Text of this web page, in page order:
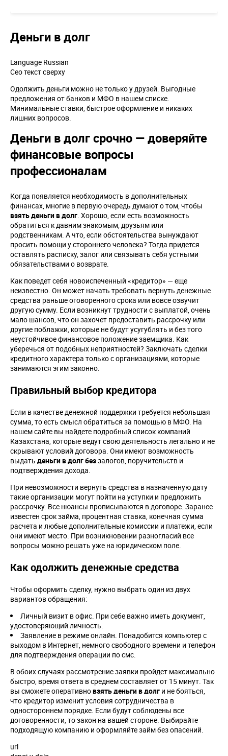
Деньги в долг
Language Russian
Сео текст сверху
Одолжить деньги можно не только у друзей. Выгодные
предложения от банков и МФО в нашем списке.
Минимальные ставки, быстрое оформление и никаких
лишних вопросов.
Деньги в долг срочно — доверяйте
финансовые вопросы
профессионалам
Когда появляется необходимость в дополнительных
финансах, многие в первую очередь думают о том, чтобы
взять деньги в долг. Хорошо, если есть возможность
обратиться к давним знакомым, друзьям или
родственникам. А что, если обстоятельства вынуждают
просить помощи у стороннего человека? Тогда придется
оставлять расписку, залог или связывать себя устными
обязательствами о возврате.
Как поведет себя новоиспеченный «кредитор» — еще
неизвестно. Он может начать требовать вернуть денежные
средства раньше оговоренного срока или вовсе озвучит
другую сумму. Если возникнут трудности с выплатой, очень
мало шансов, что он захочет предоставить рассрочку или
другие поблажки, которые не будут усугублять и без того
неустойчивое финансовое положение заемщика. Как
уберечься от подобных неприятностей? Заключать сделки
кредитного характера только с организациями, которые
занимаются этим законно.
Правильный выбор кредитора
Если в качестве денежной поддержки требуется небольшая
сумма, то есть смысл обратиться за помощью в МФО. На
нашем сайте вы найдете подробный список компаний
Казахстана, которые ведут свою деятельность легально и не
скрывают условий договора. Они имеют возможность
выдать деньги в долг беззалогов, поручительств и
подтверждения дохода.
При невозможности вернуть средства в назначенную дату
такие организации могут пойти на уступки и предложить
рассрочку. Все нюансы прописываются в договоре. Заранее
известен срок займа, процентная ставка, конечная сумма
расчета и любые дополнительные комиссии и платежи, если
они имеют место. При возникновении разногласий все
вопросы можно решать уже на юридическом поле.
Как одолжить денежные средства
Чтобы оформить сделку, нужно выбрать один из двух
вариантов обращения:
Личный визит в офис. При себе важно иметь документ,
удостоверяющий личность.
Заявление в режиме онлайн. Понадобится компьютер с
выходом в Интернет, немного свободного времени и телефон
для подтверждения операции по смс.
В обоих случаях рассмотрение заявки пройдет максимально
быстро, время ответа в среднем составляет от 15 минут. Так
вы сможете оперативновзять деньги в долг и не бояться,
что кредитор изменит условия сотрудничества в
одностороннем порядке. Если будут соблюдены все
договоренности, то закон на вашей стороне. Выбирайте
подходящую компанию и оформляйте займ без опасений.
url